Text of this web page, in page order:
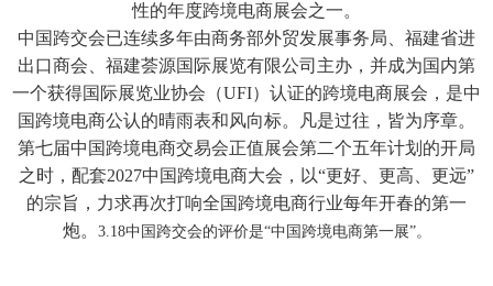
性的年度跨境电商展会之一。
中国跨交会已连续多年由商务部外贸发展事务局、福建省进
出口商会、福建荟源国际展览有限公司主办，并成为国内第
一个获得国际展览业协会（UFI）认证的跨境电商展会，是中
国跨境电商公认的晴雨表和⻛向标。凡是过往，皆为序章。
第七届中国跨境电商交易会正值展会第二个五年计划的开局
之时，配套2027中国跨境电商大会，以“更好、更高、更远”
的宗旨，力求再次打响全国跨境电商行业每年开春的第一
炮。 3.18中国跨交会的评价是“中国跨境电商第一展”。